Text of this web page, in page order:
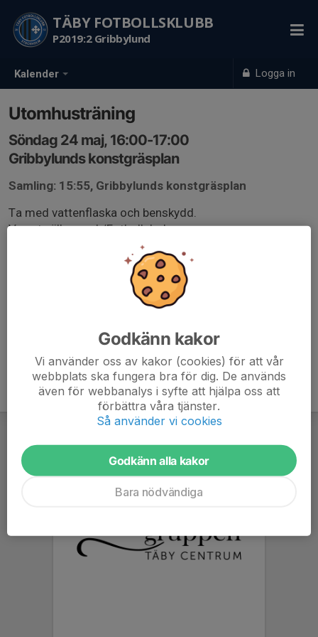
Kalender Logga in
TÄBY FOTBOLLSKLUBB
P2019:2 Gribbylund
Utomhusträning
Söndag 24 maj, 16:00-17:00
Gribbylunds konstgräsplan
Samling: 15:55, Gribbylunds konstgräsplan
Ta med vattenflaska och benskydd.
Varmt välkomna! /Fotbollsledarna
(OBS: Sommaruppehåll v.25-32)
Godkänn kakor
Vi använder oss av kakor (cookies) för att vår
webbplats ska fungera bra för dig. De används
även för webbanalys i syfte att hjälpa oss att
förbättra våra tjänster.
Så använder vi cookies
Godkänn alla kakor
Bara nödvändiga